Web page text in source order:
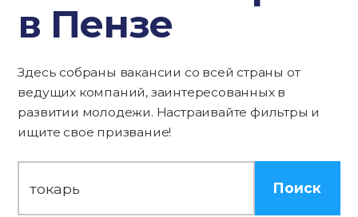
в Пензе
Здесь собраны вакансии со всей страны от
ведущих компаний, заинтересованных в
развитии молодежи. Настраивайте фильтры и
ищите свое призвание!
Поиск